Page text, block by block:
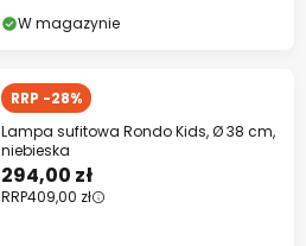
W magazynie
RRP -28%
Lampa sufitowa Rondo Kids, Ø 38 cm,
niebieska
294,00 zł
RRP409,00 zł